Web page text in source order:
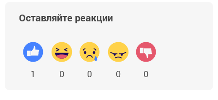
Оставляйте реакции
1 0 0 0 0